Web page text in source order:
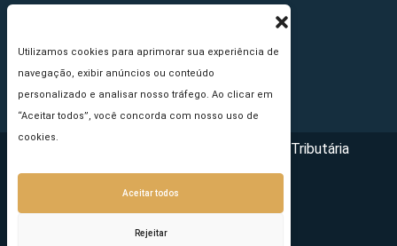
Utilizamos cookies para aprimorar sua experiência de
navegação, exibir anúncios ou conteúdo
personalizado e analisar nosso tráfego. Ao clicar em
“Aceitar todos”, você concorda com nosso uso de
cookies.
Aceitar todos
Rejeitar
Princípios Editoriais
Copyright © 2026 - Portal da Reforma Tributária